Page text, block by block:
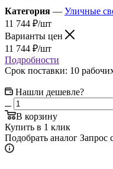
Категория — Уличные
11 744 ₽/шт
Варианты цен
11 744 ₽/шт
Подробности
Срок поставки: 10
Нашли дешевле?
В корзину
Купить в 1 клик
Подобрать аналог Запрос